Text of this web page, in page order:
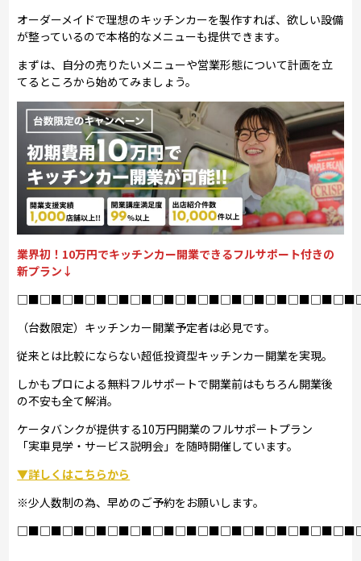
オーダーメイドで理想のキッチンカーを製作すれば、欲しい設備
が整っているので本格的なメニューも提供できます。
まずは、自分の売りたいメニューや営業形態について計画を立
てるところから始めてみましょう。
業界初！10万円でキッチンカー開業できるフルサポート付きの
新プラン↓
（台数限定）キッチンカー開業予定者は必見です。
従来とは比較にならない超低投資型キッチンカー開業を実現。
しかもプロによる無料フルサポートで開業前はもちろん開業後
の不安も全て解消。
ケータバンクが提供する10万円開業のフルサポートプラン
「実車見学・サービス説明会」を随時開催しています。
▼詳しくはこちらから
※少人数制の為、早めのご予約をお願いします。